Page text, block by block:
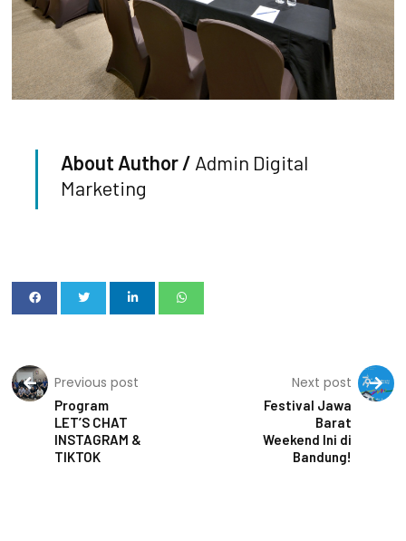
About Author / Admin Digital
Marketing
Previous post
Program
LET’S CHAT
INSTAGRAM &
TIKTOK
Next post
Festival Jawa
Barat
Weekend Ini di
Bandung!